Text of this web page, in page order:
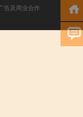
告及商业合作